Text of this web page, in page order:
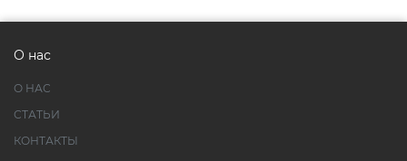
О нас
О НАС
СТАТЬИ
КОНТАКТЫ